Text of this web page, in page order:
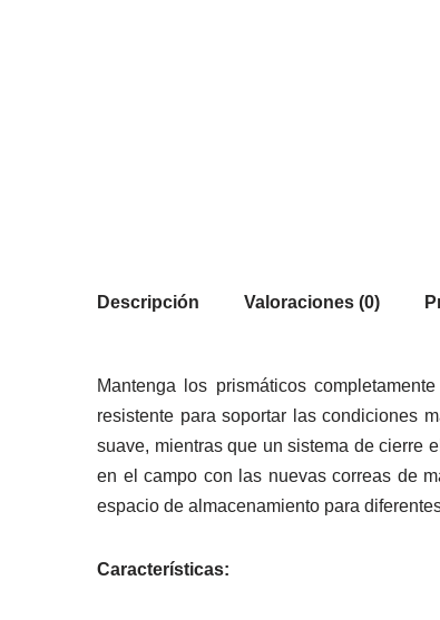
Descripción Valoraciones (0)
Mantenga los prismáticos
resistente para soportar las condiciones
suave, mientras que un sistema de cierre
en el campo con las nuevas correas de
espacio de almacenamiento para
Características: